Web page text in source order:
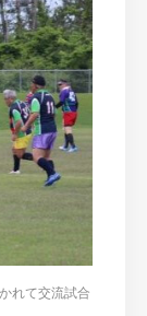
れて交流試合